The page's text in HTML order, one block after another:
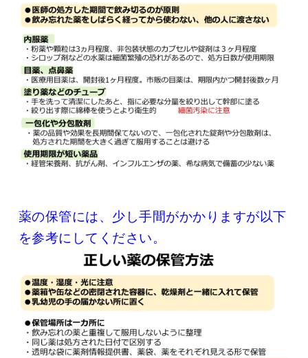
薬の保管には、少し手間がかかりますが以下
を参考にしてください。